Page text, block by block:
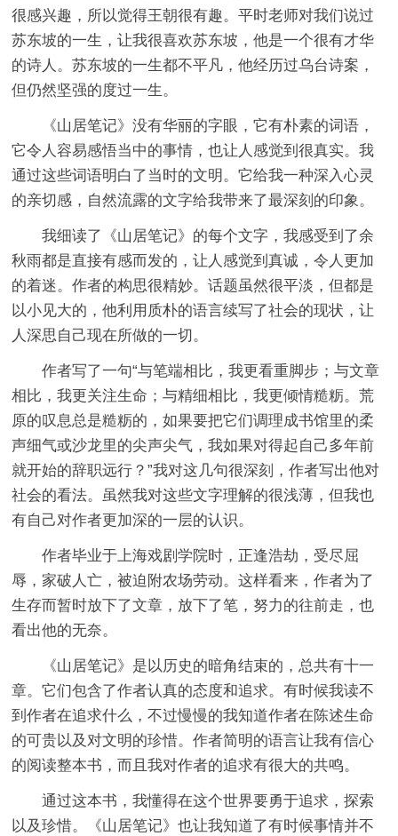
很感兴趣，所以觉得王朝很有趣。平时老师对我们说过
苏东坡的一生，让我很喜欢苏东坡，他是一个很有才华
的诗人。苏东坡的一生都不平凡，他经历过乌台诗案，
但仍然坚强的度过一生。
《山居笔记》没有华丽的字眼，它有朴素的词语，
它令人容易感悟当中的事情，也让人感觉到很真实。我
通过这些词语明白了当时的文明。它给我一种深入心灵
的亲切感，自然流露的文字给我带来了最深刻的印象。
我细读了《山居笔记》的每个文字，我感受到了余
秋雨都是直接有感而发的，让人感觉到真诚，令人更加
的着迷。作者的构思很精妙。话题虽然很平淡，但都是
以小见大的，他利用质朴的语言续写了社会的现状，让
人深思自己现在所做的一切。
作者写了一句“与笔端相比，我更看重脚步；与文章
相比，我更关注生命；与精细相比，我更倾情糙粝。荒
原的叹息总是糙粝的，如果要把它们调理成书馆里的柔
声细气或沙龙里的尖声尖气，我如果对得起自己多年前
就开始的辞职远行？”我对这几句很深刻，作者写出他对
社会的看法。虽然我对这些文字理解的很浅薄，但我也
有自己对作者更加深的一层的认识。
作者毕业于上海戏剧学院时，正逢浩劫，受尽屈
辱，家破人亡，被迫附农场劳动。这样看来，作者为了
生存而暂时放下了文章，放下了笔，努力的往前走，也
看出他的无奈。
《山居笔记》是以历史的暗角结束的，总共有十一
章。它们包含了作者认真的态度和追求。有时候我读不
到作者在追求什么，不过慢慢的我知道作者在陈述生命
的可贵以及对文明的珍惜。作者简明的语言让我有信心
的阅读整本书，而且我对作者的追求有很大的共鸣。
通过这本书，我懂得在这个世界要勇于追求，探索
以及珍惜。《山居笔记》也让我知道了有时候事情并不